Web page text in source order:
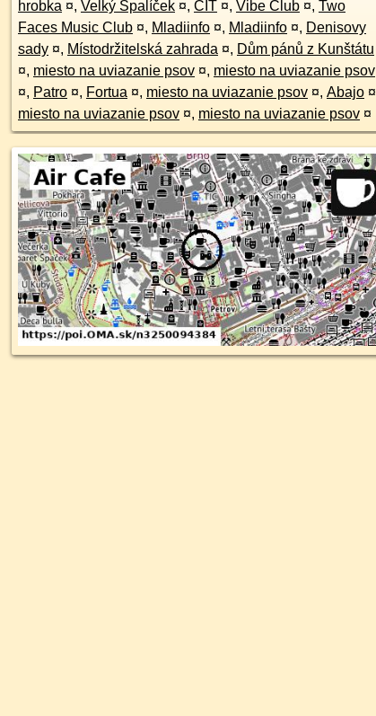
hrobka ¤, Velký Špalíček ¤, CIT ¤, Vibe Club ¤, Two
Faces Music Club ¤, Mladiinfo ¤, Mladiinfo ¤, Denisovy
sady ¤, Místodržitelská zahrada ¤, Dům pánů z Kunštátu
¤, miesto na uviazanie psov ¤, miesto na uviazanie psov
¤, Patro ¤, Fortua ¤, miesto na uviazanie psov ¤, Abajo ¤
miesto na uviazanie psov ¤, miesto na uviazanie psov ¤